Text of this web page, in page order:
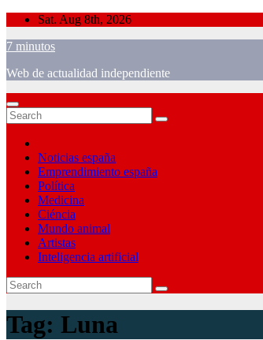
Skip
content
Sat. Aug 8th, 2026
7 minutos
Web de actualidad independiente
Noticias españa
Emprendimiento españa
Política
Medicina
Ciéncia
Mundo animal
Artistas
Inteligencia artificial
Tag: Luna